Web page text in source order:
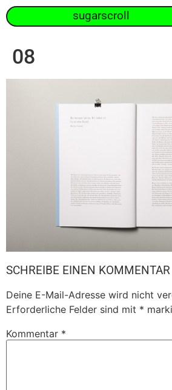
sugarscroll
08
SCHREIBE EINEN KOMMENTAR
Deine E-Mail-Adresse wird nicht
Erforderliche Felder sind mit *
Kommentar *